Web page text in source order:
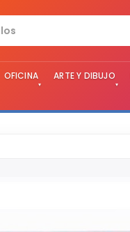
OFICINA
▾
ARTE Y DIBUJO
▾